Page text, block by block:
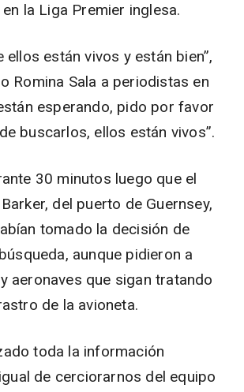
la Liga Premier inglesa.
ellos están vivos y están bien”,
Romina Sala a periodistas en
esperando, pido por favor
buscarlos, ellos están vivos”.
30 minutos luego que el
del puerto de Guernsey,
tomado la decisión de
aunque pidieron a
aeronaves que sigan tratando
de la avioneta.
toda la información
de cerciorarnos del equipo